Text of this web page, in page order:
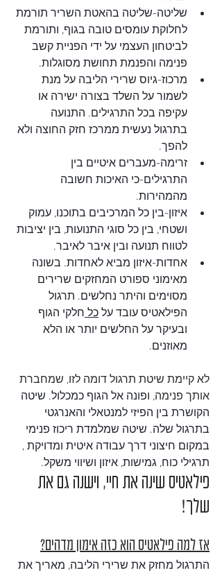
שליטה-שליטה בהאטת השריר תורמת
לחלוקת עומסים טובה בגוף, ותורמת
לביטחון העצמי על ידי הפניית קשב
פנימה והפנמת תחושת מסוגלות.
מרכוז-גיוס שרירי הליבה על מנת
לשמור על השלד בצורה ישירה או
עקיפה בכל התרגילים. התנועה
בתרגול נעשית ממרכז חזק החוצה ולא
להפך.
זרימה-מעברים איטיים בין
התרגילים-כי האיכות חשובה
מהמהירות.
איזון-בין כל המרכיבים בתוכנו, עמוק
ושטחי, בין כל סוגי התנועות, בין יציבות
לטווח תנועה ובין איבר לאיבר.
אחדות-איזון מביא לאחדות. בשונה
מאימוני ספורט המחזקים שרירים
מסוימים והיתר נחלשים. תרגול
הפילאטיס עובד על כל חלקי הגוף
ובעיקר על החלשים יותר או הלא
מאוזנים.
לא קיימת שיטת תרגול דומה לזו, שמחברת
אותך פנימה, ופונה אל הגוף כמכלול. שיטה
הקושרת בין הפיזי למנטאלי והאנרגטי
בתרגול שלה. שיטה שמלמדת ריכוז פנימי
במקום חיצוני דרך עבודה איטית ומדויקת ,
תרגילי כוח, גמישות, איזון ושיווי משקל.
פילאטיס שינה את חיי, וישנה גם את
שלך!
אז למה פילאטיס הוא כזה אימון מדהים?
התרגול מחזק את שרירי הליבה, מאריך את